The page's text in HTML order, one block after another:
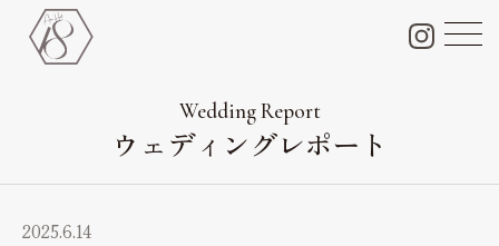
チャペル＆会場＆付帯設備
フォトギャラリー
Bridal fair
Wedding Report
ウェディングレポート
2025.6.14